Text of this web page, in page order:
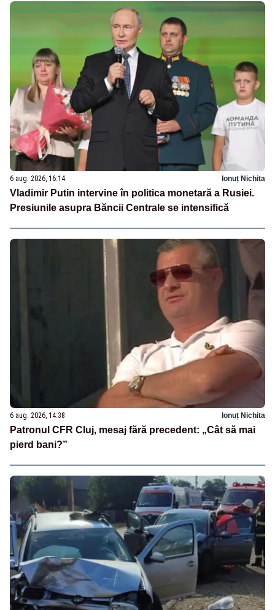
6 aug. 2026, 16:14 Ionuț Nichita
Vladimir Putin intervine în politica monetară a Rusiei.
Presiunile asupra Băncii Centrale se intensifică
6 aug. 2026, 14:38 Ionuț Nichita
Patronul CFR Cluj, mesaj fără precedent: „Cât să mai
pierd bani?”